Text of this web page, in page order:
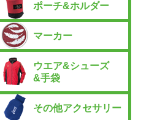
ポーチ&ホルダー
マーカー
ウエア&シューズ
&手袋
その他アクセサリー